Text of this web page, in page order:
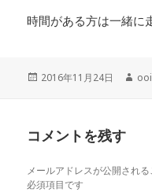
時間がある方は一緒に
投
2016年11月24日
作
コメントを残す
メールアドレスが公開される
必須項目です